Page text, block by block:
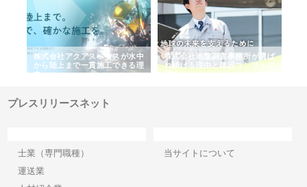
株式会社アクアスペースが水中
から陸上まで一貫施工できる理
由
株式会社地盤調査事務所が選ば
れ続ける理由と建設コンサルの
強み
プレスリリースネット
士業（専門職種）
運送業
当サイトについて